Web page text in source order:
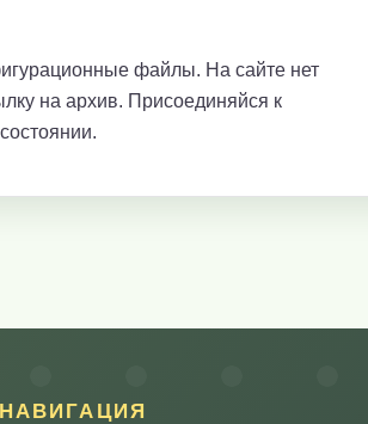
файлы. На сайте нет
на архив. Присоединяйся к
НАВИГАЦИЯ